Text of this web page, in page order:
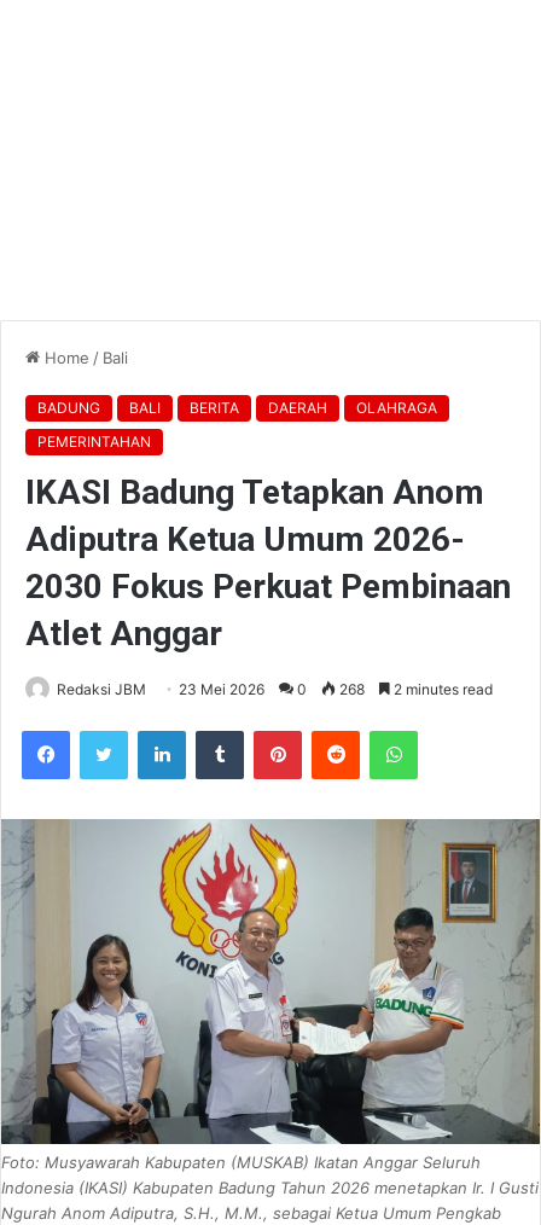
Home / Bali
BADUNG BALI BERITA DAERAH
OLAHRAGA
PEMERINTAHAN
IKASI Badung Tetapkan Anom
Adiputra Ketua Umum 2026-
2030 Fokus Perkuat Pembinaan
Atlet Anggar
Redaksi JBM 23 Mei 2026 0 268 2 minutes read
Foto: Musyawarah Kabupaten (MUSKAB) Ikatan Anggar Seluruh
Indonesia (IKASI) Kabupaten Badung Tahun 2026 menetapkan Ir. I Gusti
Ngurah Anom Adiputra, S.H., M.M., sebagai Ketua Umum Pengkab